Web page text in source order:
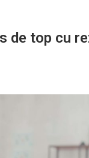
de top cu